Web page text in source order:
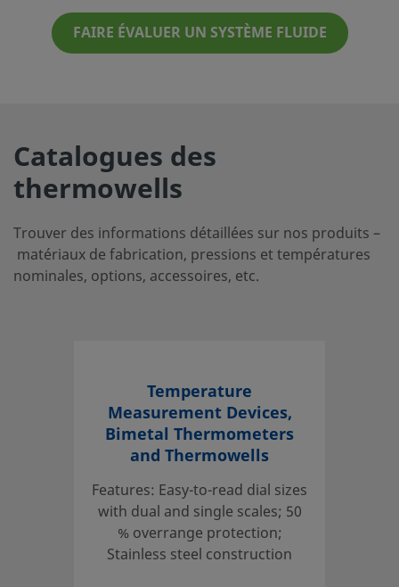
FAIRE ÉVALUER UN SYSTÈME FLUIDE
Catalogues des
thermowells
Trouver des informations détaillées sur nos produits –
matériaux de fabrication, pressions et températures
nominales, options, accessoires, etc.
Temperature
Measurement Devices,
Bimetal Thermometers
and Thermowells
Features: Easy-to-read dial sizes
with dual and single scales; 50
% overrange protection;
Stainless steel construction